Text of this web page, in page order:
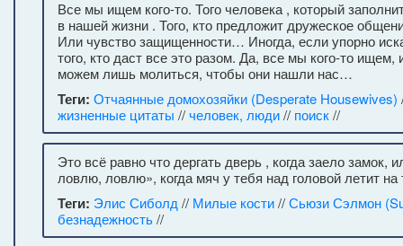
Все мы ищем кого-то. Того человека , который
в нашей жизни . Того, кто предложит дружеское
Или чувство защищенности… Иногда, если упорно
того, кто даст все это разом. Да, все мы кого-то ищем,
можем лишь молиться, чтобы они нашли нас…
Теги: Отчаянные домохозяйки (Desperate Housewives)
жизненные цитаты //человек, люди// поиск//
Это всё равно что дергать дверь , когда заело замок,
ловлю, ловлю», когда мяч у тебя над головой летит
Теги: Элис Сиболд // Милые кости//Сьюзи Сэлмон
безнадежность//